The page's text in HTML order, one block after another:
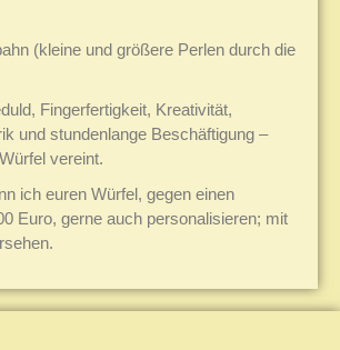
(kleine und größere Perlen durch die
Fingerfertigkeit, Kreativität,
und stundenlange Beschäftigung –
vereint.
ich euren Würfel, gegen einen
Euro, gerne auch personalisieren; mit